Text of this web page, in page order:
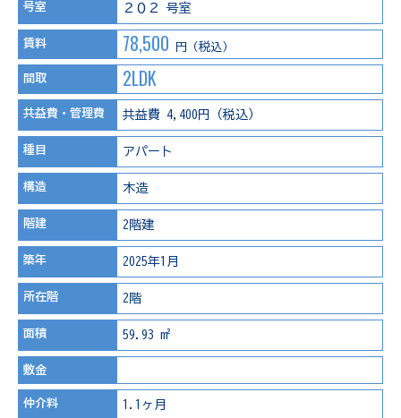
号室 ２０２ 号室
賃料 78,500 円（税込）
間取 2LDK
共益費・管理費 共益費 4,400円（税込）
種目 アパート
構造 木造
階建 2階建
築年 2025年1月
所在階 2階
面積 59.93 m²
敷金
仲介料 1.1ヶ月